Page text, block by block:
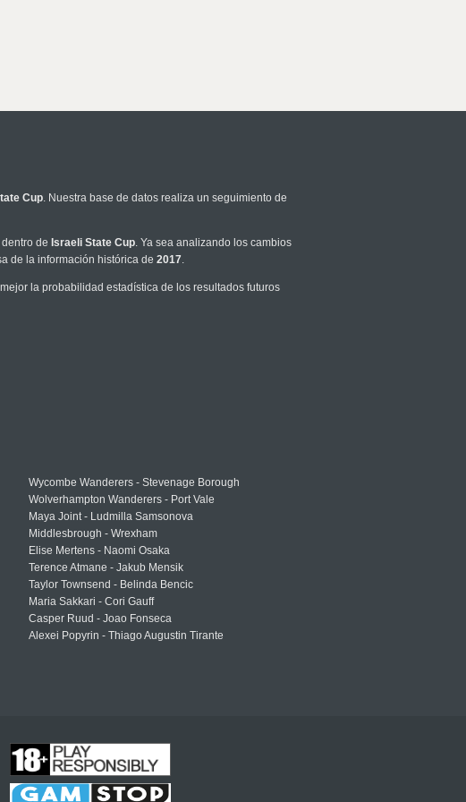
Cup. Nuestra base de datos realiza un seguimiento de
de Israeli State Cup. Ya sea analizando los cambios
de la información histórica de 2017.
la probabilidad estadística de los resultados futuros
Wycombe Wanderers - Stevenage Borough
Wolverhampton Wanderers - Port Vale
Maya Joint - Ludmilla Samsonova
Middlesbrough - Wrexham
Elise Mertens - Naomi Osaka
Terence Atmane - Jakub Mensik
Taylor Townsend - Belinda Bencic
Maria Sakkari - Cori Gauff
Casper Ruud - Joao Fonseca
Alexei Popyrin - Thiago Augustin Tirante